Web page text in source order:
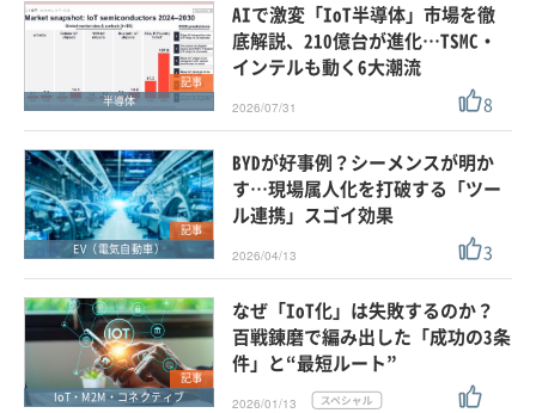
外部ニュース
スペシャルに限定する
タグ ×
× IoT・M2M・コネクティブ
記事
半導体
AIで激変「IoT半導体」市場を徹
底解説、210億台が進化…TSMC・
インテルも動く6大潮流
2026/07/31 8
記事
EV（電気自動車）
BYDが好事例？シーメンスが明か
す…現場属人化を打破する「ツー
ル連携」スゴイ効果
2026/04/13 3
記事
IoT・M2M・コネクティブ
なぜ「IoT化」は失敗するのか？
百戦錬磨で編み出した「成功の3条
件」と“最短ルート”
2026/01/13